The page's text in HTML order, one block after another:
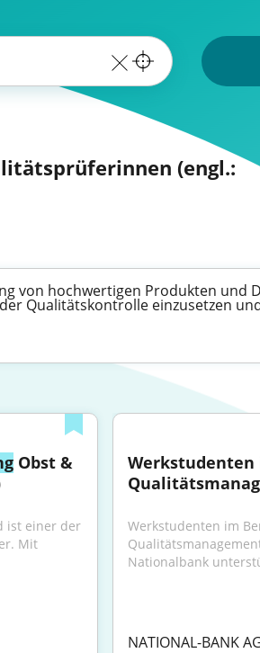
(engl.:
von hochwertigen Produkten und
Qualitätskontrolle einzusetzen
Obst &
ist einer der
Mit
Werkstudenten
Werkstudenten im
Nationalbank
NATIONAL-BANK